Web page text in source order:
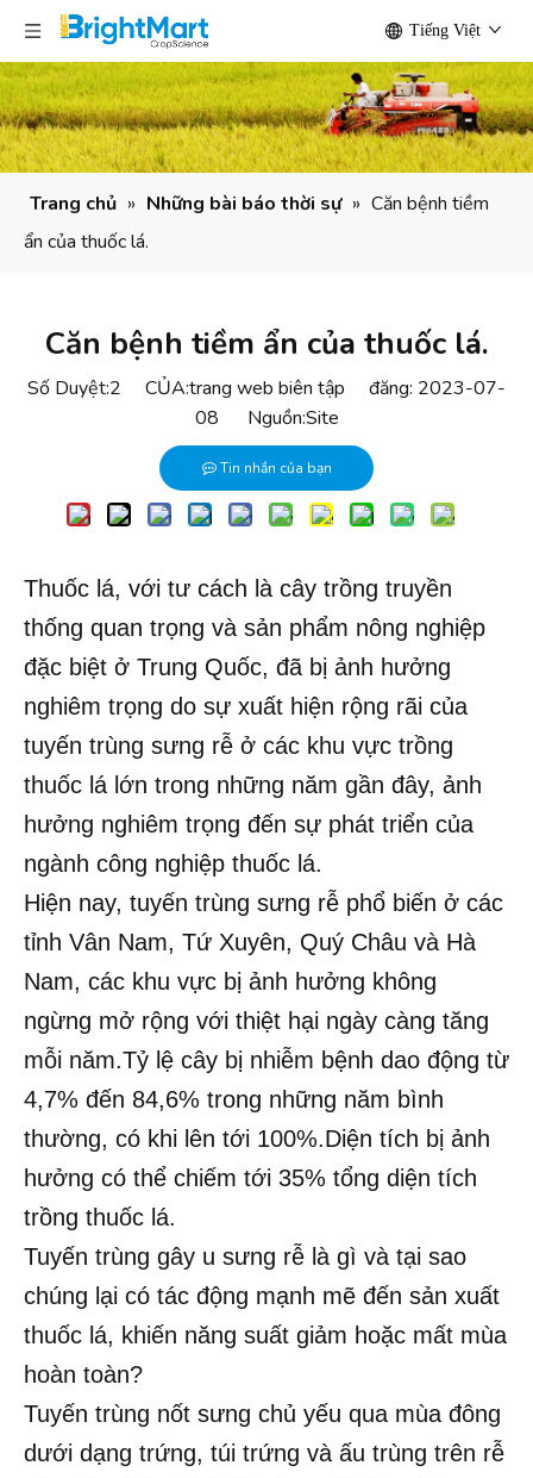
Tiếng Việt
Trang chủ » Những bài báo thời sự » Căn bệnh tiềm
ẩn của thuốc lá.
Căn bệnh tiềm ẩn của thuốc lá.
Số Duyệt:2 CỦA:trang web biên tập đăng: 2023-07-
08 Nguồn:Site
Tin nhắn của bạn
Thuốc lá, với tư cách là cây trồng truyền
thống quan trọng và sản phẩm nông nghiệp
đặc biệt ở Trung Quốc, đã bị ảnh hưởng
nghiêm trọng do sự xuất hiện rộng rãi của
tuyến trùng sưng rễ ở các khu vực trồng
thuốc lá lớn trong những năm gần đây, ảnh
hưởng nghiêm trọng đến sự phát triển của
ngành công nghiệp thuốc lá.
Hiện nay, tuyến trùng sưng rễ phổ biến ở các
tỉnh Vân Nam, Tứ Xuyên, Quý Châu và Hà
Nam, các khu vực bị ảnh hưởng không
ngừng mở rộng với thiệt hại ngày càng tăng
mỗi năm.Tỷ lệ cây bị nhiễm bệnh dao động từ
4,7% đến 84,6% trong những năm bình
thường, có khi lên tới 100%.Diện tích bị ảnh
hưởng có thể chiếm tới 35% tổng diện tích
trồng thuốc lá.
Tuyến trùng gây u sưng rễ là gì và tại sao
chúng lại có tác động mạnh mẽ đến sản xuất
thuốc lá, khiến năng suất giảm hoặc mất mùa
hoàn toàn?
Tuyến trùng nốt sưng chủ yếu qua mùa đông
dưới dạng trứng, túi trứng và ấu trùng trên rễ